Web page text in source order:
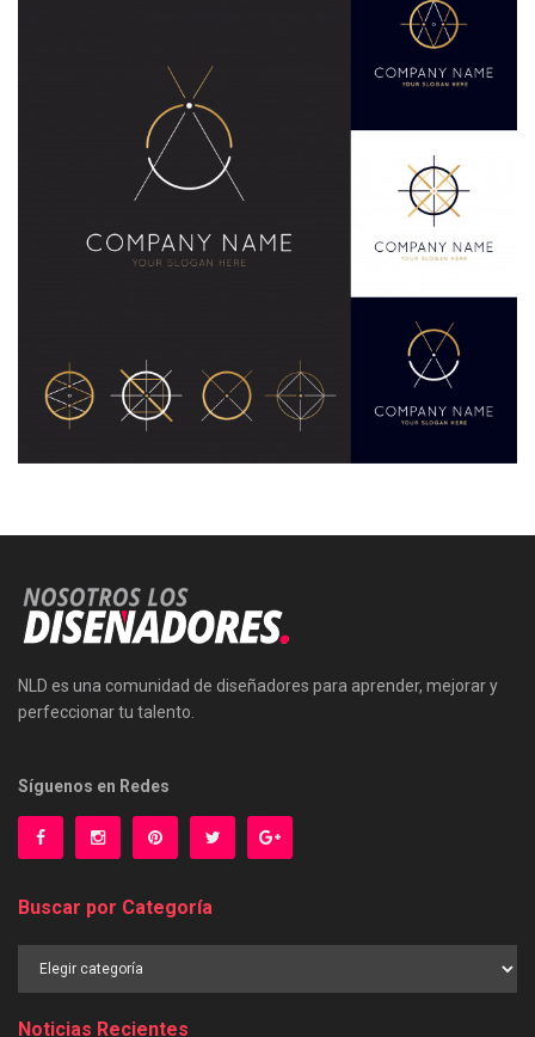
NLD es una comunidad de diseñadores para aprender, mejorar y
perfeccionar tu talento.
Síguenos en Redes
Buscar por Categoría
Noticias Recientes